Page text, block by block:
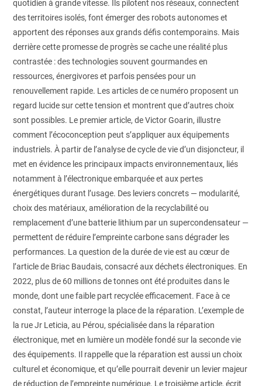
quotidien à grande vitesse. Ils pilotent nos réseaux, connectent
des territoires isolés, font émerger des robots autonomes et
apportent des réponses aux grands défis contemporains. Mais
derrière cette promesse de progrès se cache une réalité plus
contrastée : des technologies souvent gourmandes en
ressources, énergivores et parfois pensées pour un
renouvellement rapide. Les articles de ce numéro proposent un
regard lucide sur cette tension et montrent que d’autres choix
sont possibles. Le premier article, de Victor Goarin, illustre
comment l’écoconception peut s’appliquer aux équipements
industriels. À partir de l’analyse de cycle de vie d’un disjoncteur, il
met en évidence les principaux impacts environnementaux, liés
notamment à l’électronique embarquée et aux pertes
énergétiques durant l’usage. Des leviers concrets — modularité,
choix des matériaux, amélioration de la recyclabilité ou
remplacement d’une batterie lithium par un supercondensateur —
permettent de réduire l’empreinte carbone sans dégrader les
performances. La question de la durée de vie est au cœur de
l’article de Briac Baudais, consacré aux déchets électroniques. En
2022, plus de 60 millions de tonnes ont été produites dans le
monde, dont une faible part recyclée efficacement. Face à ce
constat, l’auteur interroge la place de la réparation. L’exemple de
la rue Jr Leticia, au Pérou, spécialisée dans la réparation
électronique, met en lumière un modèle fondé sur la seconde vie
des équipements. Il rappelle que la réparation est aussi un choix
culturel et économique, et qu’elle pourrait devenir un levier majeur
de réduction de l’empreinte numérique. Le troisième article, écrit